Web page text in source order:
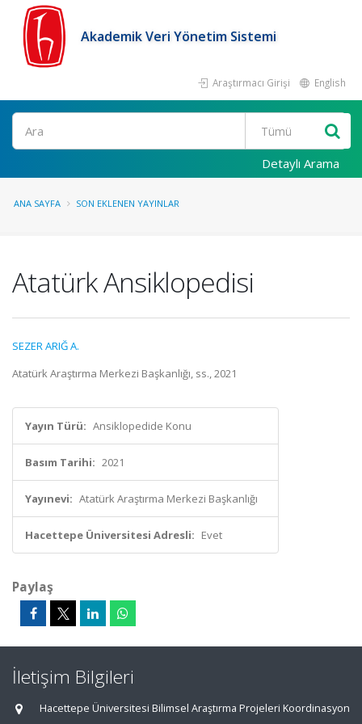
Akademik Veri Yönetim Sistemi
Araştırmacı Girişi English
Ara
Detaylı Arama
ANA SAYFA SON EKLENEN YAYINLAR
Atatürk Ansiklopedisi
SEZER ARIĞ A.
Atatürk Araştırma Merkezi Başkanlığı, ss., 2021
Yayın Türü: Ansiklopedide Konu
Basım Tarihi: 2021
Yayınevi: Atatürk Araştırma Merkezi Başkanlığı
Hacettepe Üniversitesi Adresli: Evet
Paylaş
İletişim Bilgileri
Hacettepe Üniversitesi Bilimsel Araştırma Projeleri Koordinasyon